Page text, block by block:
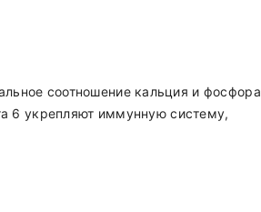
соотношение кальция и фосфора
6 укрепляют иммунную систему,